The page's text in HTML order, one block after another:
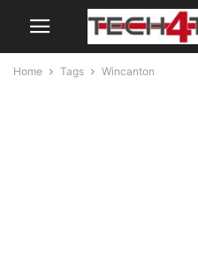
Home Tags Wincanton